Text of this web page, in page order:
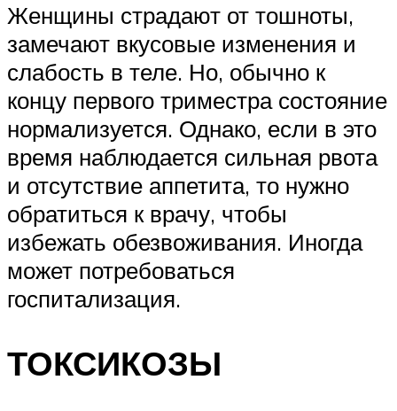
Женщины страдают от тошноты,
замечают вкусовые изменения и
слабость в теле. Но, обычно к
концу первого триместра состояние
нормализуется. Однако, если в это
время наблюдается сильная рвота
и отсутствие аппетита, то нужно
обратиться к врачу, чтобы
избежать обезвоживания. Иногда
может потребоваться
госпитализация.
ТОКСИКОЗЫ